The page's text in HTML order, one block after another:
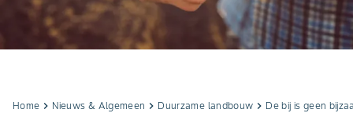
Home keyboard_arrow_right Nieuws & Algemeen​ keyboard_arrow_right Duurzame landbouw​ keyboard_arrow_right De bij is geen